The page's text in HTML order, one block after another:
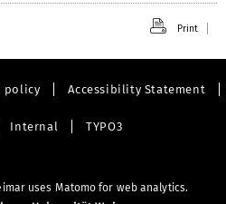
Print
policy Accessibility Statement
Internal TYPO3
uses Matomo for web analytics.